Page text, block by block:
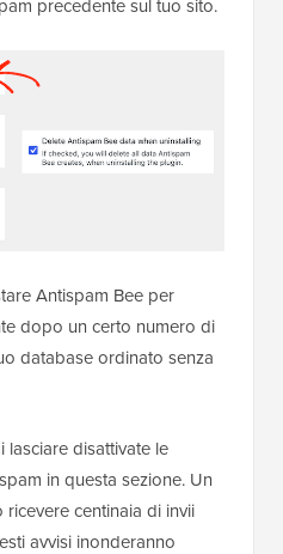
opzioni per:
approvati.
(che consentono al
di testo e link noti).